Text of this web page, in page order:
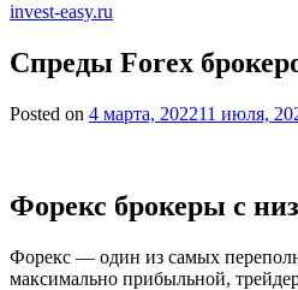
invest-easy.ru
Спреды Forex
Posted on 4 марта, 202211 июля,
Форекс брокеры с
Форекс — один из самых
максимально прибыльной,